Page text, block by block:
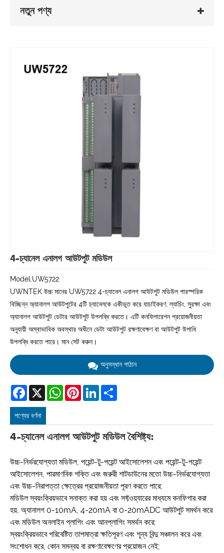
নতুন পণ্য
4-চ্যানেল এনালগ আউটপুট মডিউল
Model:UW5722
UWNTEK উচ্চ মানের UW5722 4-চ্যানেল এনালগ আউটপুট মডিউল পারস্পরিক
বিচ্ছিন্ন অ্যানালগ আউটপুটের 4টি চ্যানেলকে একীভূত করে যাচাইকরণ, ল্যাচিং, সুরক্ষা এবং
অ্যানালগ আউটপুট ডেটার আউটপুট উপলব্ধি করতে। এটি কনফিগারেশন প্রয়োজনীয়তা
অনুযায়ী অস্বাভাবিক অবস্থার অধীনে ডেটা আউটপুট রক্ষণাবেক্ষণ বা আউটপুট উপাধি
উপলব্ধি করতে পারে। মান সেট করুন।
অনুসন্ধান পাঠান
Facebook
X WhatsAppPinterestLinkedIn
পণ্যের বর্ণনা
4-চ্যানেল এনালগ আউটপুট মডিউল বৈশিষ্ট্য:
উচ্চ-নির্ভরযোগ্যতা মডিউল, পয়েন্ট-টু-পয়েন্ট আইসোলেশন এবং পয়েন্ট-টু-পয়েন্ট
আইসোলেশন, পারমাণবিক শক্তি এবং জরুরী শাটডাউনের মতো উচ্চ-নির্ভরযোগ্যতা
এবং উচ্চ-নিরাপত্তা ক্ষেত্রের প্রয়োজনীয়তা পূরণ করতে পারে;
মডিউল স্বয়ংক্রিয়ভাবে সনাক্ত করা হয় এবং সফ্টওয়্যারের মাধ্যমে কনফিগার করা
হয়, অ্যানালগ 0-10mA, 4-20mA বা 0-20mADC আউটপুট সমর্থন করে
এবং মডিউল অনলাইন প্লাগিং এবং আনপ্লাগিং সমর্থন করে;
স্বয়ংক্রিয়ভাবে পরিবেষ্টিত তাপমাত্রা ক্ষতিপূরণ এবং শূন্য বিন্দু সঞ্চালন করে এবং
সংশোধন করে, কোন সমন্বয় বা রক্ষণাবেক্ষণের প্রয়োজন নেই;